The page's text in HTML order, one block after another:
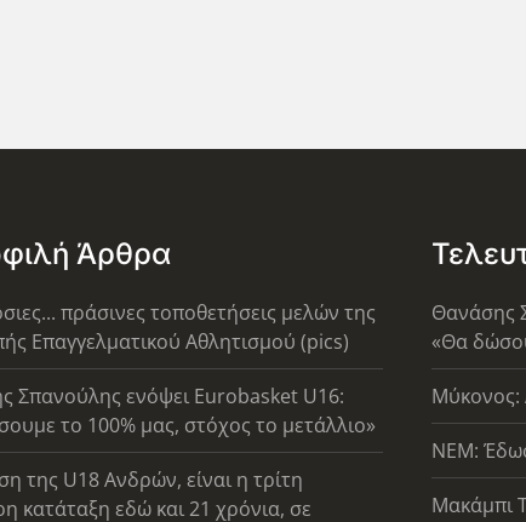
Άρθρα
πράσινες τοποθετήσεις μελών της
Επαγγελματικού Αθλητισμού (pics)
Σπανούλης ενόψει Eurobasket U16:
το 100% μας, στόχος το μετάλλιο»
της U18 Ανδρών, είναι η τρίτη
κατάταξη εδώ και 21 χρόνια, σε
Θανάσης
«Θα
Μύκονος:
ΝΕΜ:
Μακάμπι